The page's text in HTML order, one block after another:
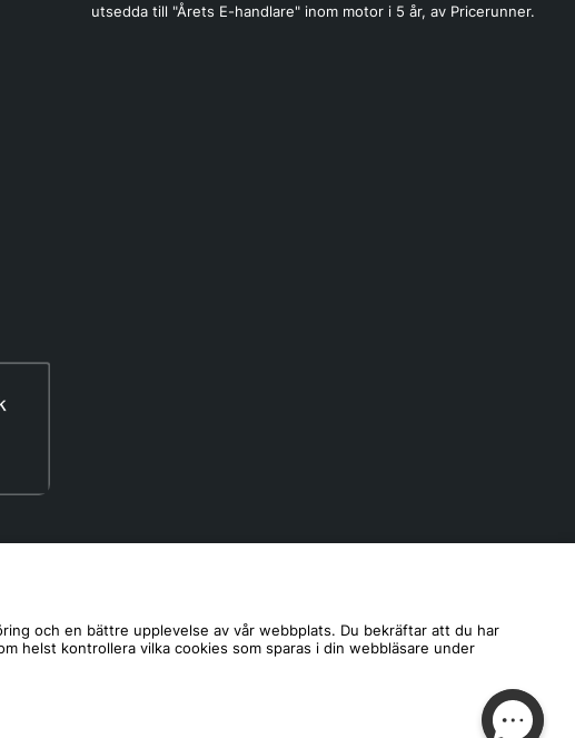
utsedda till "Årets E-handlare" inom motor i 5 år, av Pricerunner.
och en bättre upplevelse av vår webbplats. Du bekräftar att du har
helst kontrollera vilka cookies som sparas i din webbläsare under